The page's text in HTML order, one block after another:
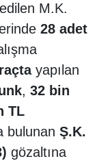
M.K.
28 adet
yapılan
, 32 bin
TL
bulunan Ş.K.
gözaltına